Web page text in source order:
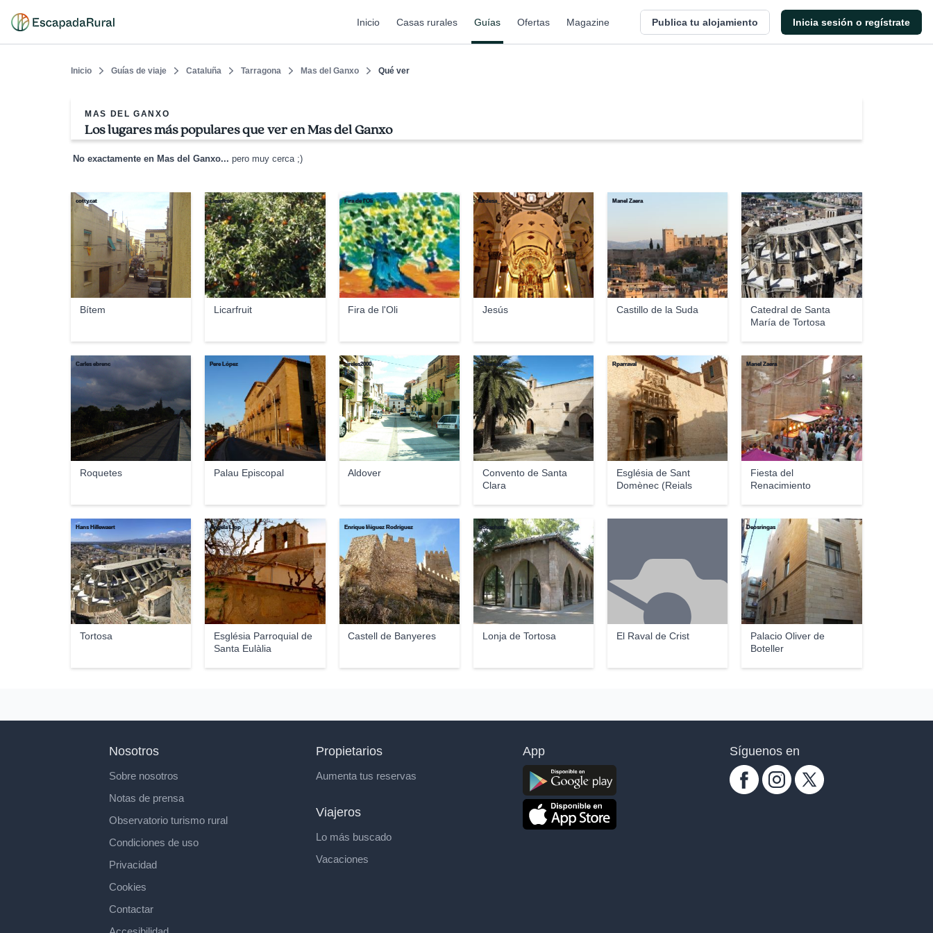
Inicio Casas rurales Guías Ofertas Magazine Publica tu alojamiento Inicia sesión o regístrate
Inicio Guías de viaje Cataluña Tarragona Mas del Ganxo Qué ver
MAS DEL GANXO
Los lugares más populares que ver en Mas del Ganxo
No exactamente en Mas del Ganxo... pero muy cerca ;)
Bítem
cotty.cat
Licarfruit
Licarfruit
Fira de l'Oli
Fira de l'Oli
Jesús
lurdesa_
Castillo de la Suda
Manel Zaera
Catedral de Santa
María de Tortosa
Anna
Roquetes
Carles ebrenc
Palau Episcopal
Pere López
Aldover
circles2000
Convento de Santa
Clara
GFreihalter
Església de Sant
Domènec (Reials
Rparraval
Fiesta del
Renacimiento
Manel Zaera
Tortosa
Hans Hillewaert
Església Parroquial de
Santa Eulàlia
Àngela Llop
Castell de Banyeres
Enrique Íñiguez Rodríguez
Lonja de Tortosa
Bocachete
El Raval de Crist
Palacio Oliver de
Boteller
Deosringas
Nosotros
Sobre nosotros
Notas de prensa
Observatorio turismo rural
Condiciones de uso
Privacidad
Cookies
Contactar
Propietarios
Aumenta tus reservas
Viajeros
Lo más buscado
Vacaciones
App Síguenos en